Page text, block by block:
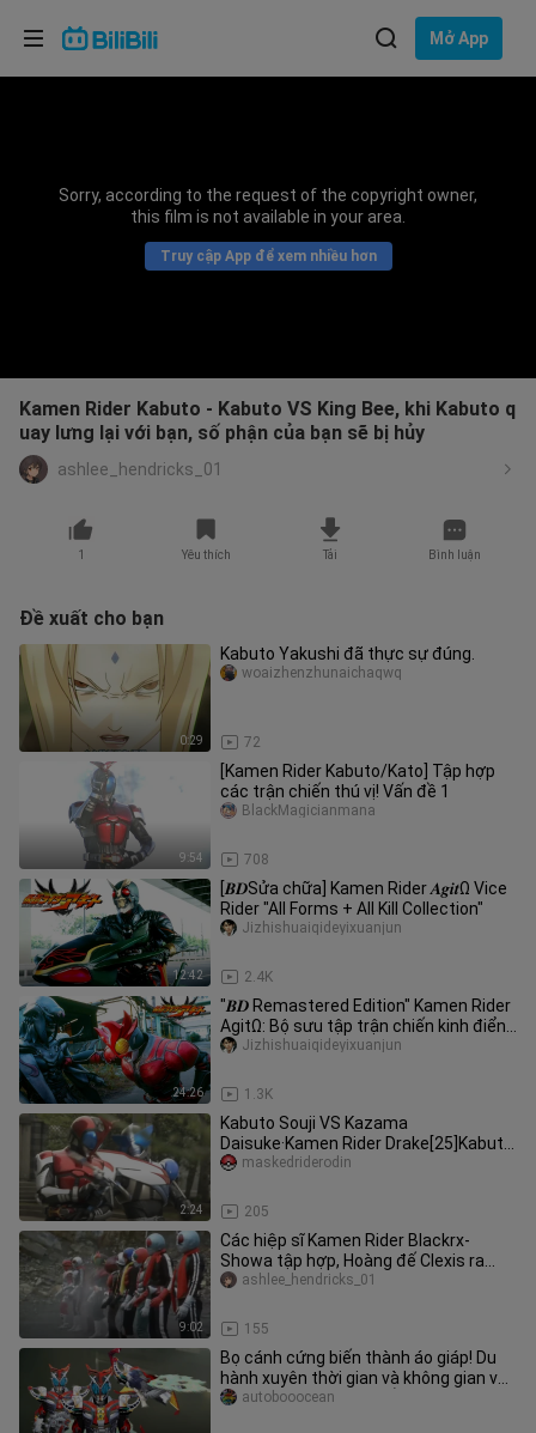
Mở App
Sorry, according to the request of the copyright owner,
this film is not available in your area.
Truy cập App để xem nhiều hơn
Kamen Rider Kabuto - Kabuto VS King Bee, khi Kabuto q
uay lưng lại với bạn, số phận của bạn sẽ bị hủy
ashlee_hendricks_01
1 Yêu thích Tải Bình luận
Đề xuất cho bạn
0:29
Kabuto Yakushi đã thực sự đúng.
72
woaizhenzhunaichaqwq
9:54
[Kamen Rider Kabuto/Kato] Tập hợp
các trận chiến thú vị! Vấn đề 1
708
BlackMagicianmana
12:42
[𝑩𝑫Sửa chữa] Kamen Rider 𝑨𝒈𝒊𝒕Ω Vice
Rider "All Forms + All Kill Collection"
2.4K
Jizhishuaiqideyixuanjun
24:26
"𝑩𝑫 Remastered Edition" Kamen Rider
AgitΩ: Bộ sưu tập trận chiến kinh điển
"Số thứ bảy"
1.3K
Jizhishuaiqideyixuanjun
2:24
Kabuto Souji VS Kazama
Daisuke·Kamen Rider Drake[25]Kabuto
Kamen Rider Kato
205
maskedriderodin
9:02
Các hiệp sĩ Kamen Rider Blackrx-
Showa tập hợp, Hoàng đế Clexis ra
lệnh và Gaedorion trở thành vật tế
155
ashlee_hendricks_01
Bọ cánh cứng biến thành áo giáp! Du
hành xuyên thời gian và không gian với
tốc độ siêu ánh sáng! Áo
autobooocean
Lựa chọn ngôn ngữ
Bahasa Indonesia